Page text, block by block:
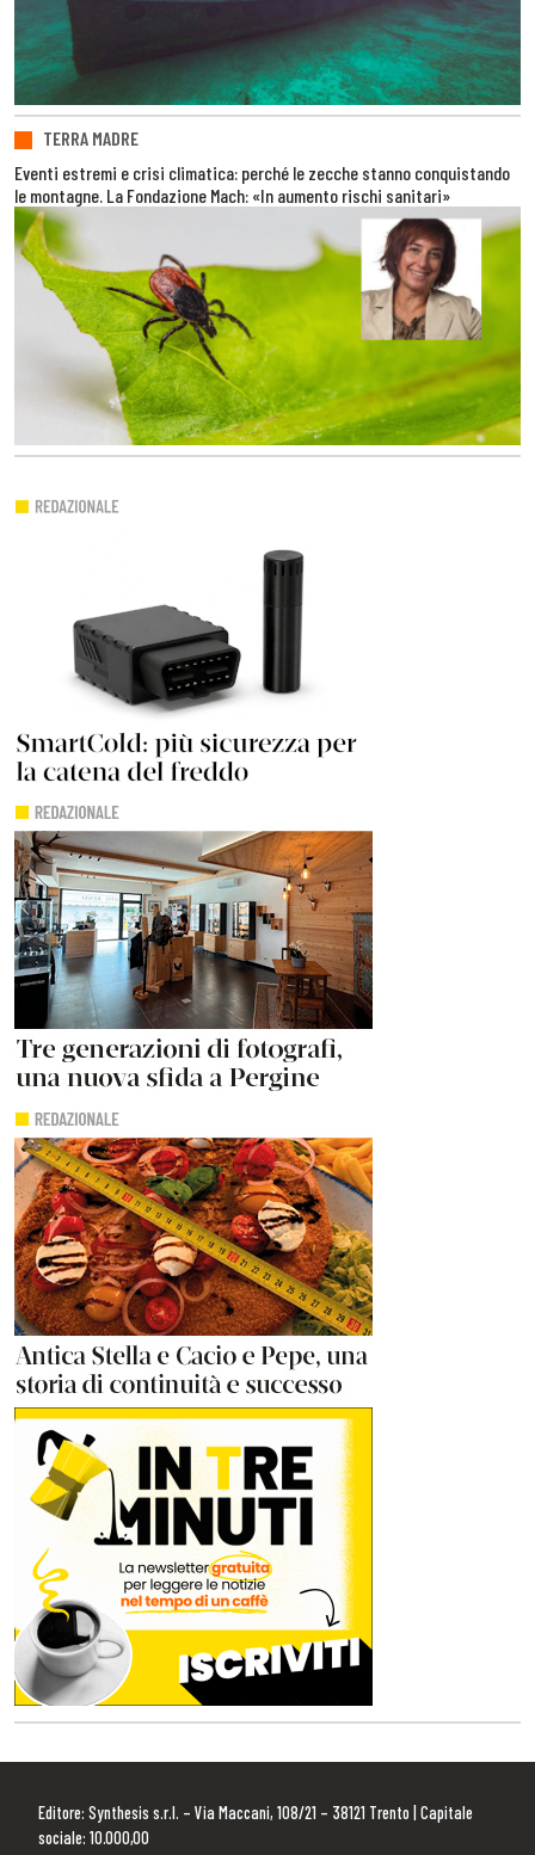
TERRA MADRE
Eventi estremi e crisi climatica: perché le zecche stanno conquistando
le montagne. La Fondazione Mach: «In aumento rischi sanitari»
Editore: Synthesis s.r.l. – Via Maccani, 108/21 – 38121 Trento | Capitale
sociale: 10.000,00